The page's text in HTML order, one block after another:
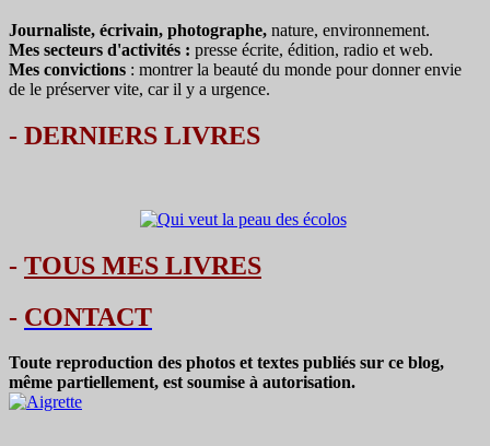
Journaliste, écrivain, photographe, nature, environnement.
Mes secteurs d'activités : presse écrite, édition, radio et web.
Mes convictions : montrer la beauté du monde pour donner envie
de le préserver vite, car il y a urgence.
- DERNIERS LIVRES
- TOUS MES LIVRES
- CONTACT
Toute reproduction des photos et textes publiés sur ce blog,
même partiellement, est soumise à autorisation.